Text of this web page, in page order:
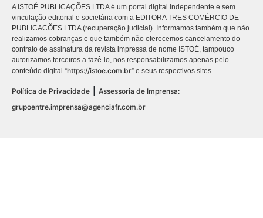
A ISTOÉ PUBLICAÇÕES LTDA é um portal digital independente e sem
vinculação editorial e societária com a EDITORA TRES COMÉRCIO DE
PUBLICACÕES LTDA (recuperação judicial). Informamos também que não
realizamos cobranças e que também não oferecemos cancelamento do
contrato de assinatura da revista impressa de nome ISTOÉ, tampouco
autorizamos terceiros a fazê-lo, nos responsabilizamos apenas pelo
conteúdo digital “https://istoe.com.br” e seus respectivos sites.
Política de Privacidade
Assessoria de Imprensa:
grupoentre.imprensa@agenciafr.com.br